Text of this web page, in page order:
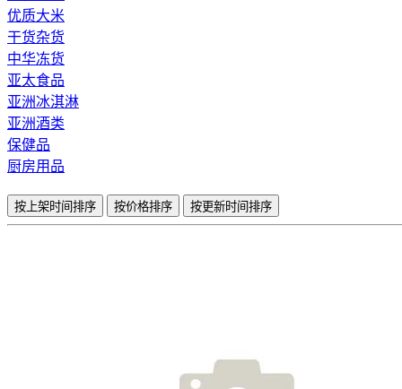
优质大米
干货杂货
中华冻货
亚太食品
亚洲冰淇淋
亚洲酒类
保健品
厨房用品
按上架时间排序 按价格排序 按更新时间排序